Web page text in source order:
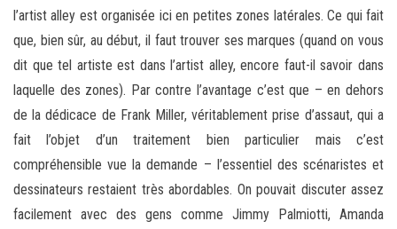
l’artist alley est organisée ici en petites zones latérales. Ce qui fait
que, bien sûr, au début, il faut trouver ses marques (quand on vous
dit que tel artiste est dans l’artist alley, encore faut-il savoir dans
laquelle des zones). Par contre l’avantage c’est que – en dehors
de la dédicace de Frank Miller, véritablement prise d’assaut, qui a
fait l’objet d’un traitement bien particulier mais c’est
compréhensible vue la demande – l’essentiel des scénaristes et
dessinateurs restaient très abordables. On pouvait discuter assez
facilement avec des gens comme Jimmy Palmiotti, Amanda